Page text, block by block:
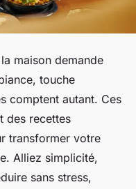
maison demande
touche
comptent autant. Ces
des recettes
transformer votre
Alliez simplicité,
sans stress,